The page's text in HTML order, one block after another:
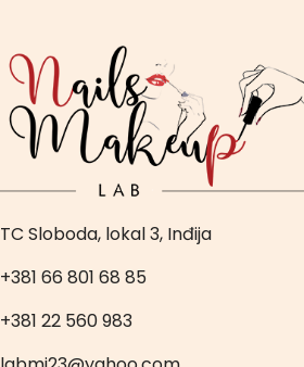
TC Sloboda, lokal 3, Inđija
+381 66 801 68 85
+381 22 560 983